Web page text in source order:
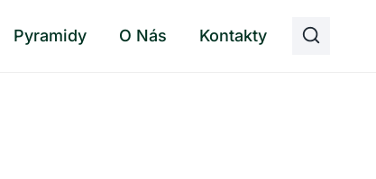
Pyramidy O Nás Kontakty